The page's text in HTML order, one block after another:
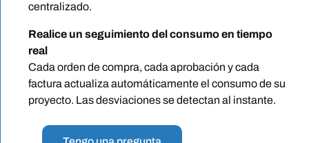
centralizado.
Realice un seguimiento del consumo en tiempo
real
Cada orden de compra, cada aprobación y cada
factura actualiza automáticamente el consumo de su
proyecto. Las desviaciones se detectan al instante.